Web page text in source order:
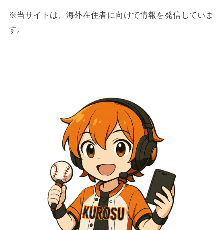
※当サイトは、海外在住者に向けて情報を発信していま
す。